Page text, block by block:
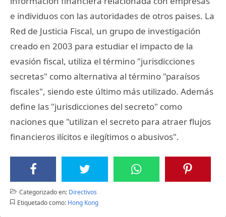
e individuos con las autoridades de otros paises. La
Red de Justicia Fiscal, un grupo de investigación
creado en 2003 para estudiar el impacto de la
evasión fiscal, utiliza el término "jurisdicciones
secretas" como alternativa al término "paraísos
fiscales", siendo este último más utilizado. Además
define las "jurisdicciones del secreto" como
naciones que "utilizan el secreto para atraer flujos
financieros ilícitos e ilegítimos o abusivos".
Categorizado en: Directivos
Etiquetado como: Hong Kong